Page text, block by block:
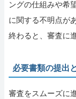
ングの仕組みや希
に関する不明点が
終わると、審査に
必要書類の提出
審査をスムーズに